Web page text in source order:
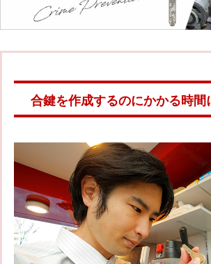
鍵修理
鍵の設置場所から選ぶ
アパート 車
バイク 金庫
鍵のメーカー・製品から選ぶ
玉座錠・引違
補助錠（ワンドアツーロック） キーレス錠
電気錠 窓用防犯錠
お車、バイクのメーカー・車種
合鍵を作成するのにかかる時間